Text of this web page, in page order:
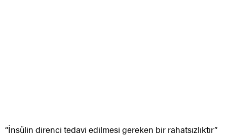
“İnsülin direnci tedavi edilmesi gereken bir rahatsızlıktır”